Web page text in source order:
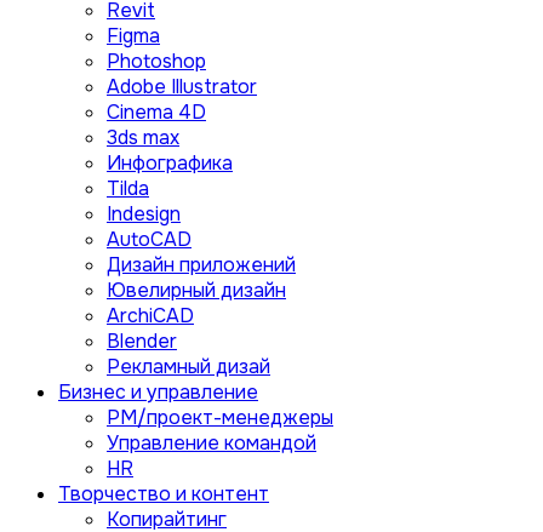
Revit
Figma
Photoshop
Adobe Illustrator
Сinema 4D
3ds max
Инфографика
Tilda
Indesign
AutoCAD
Дизайн приложений
Ювелирный дизайн
ArchiCAD
Blender
Рекламный дизай
Бизнес и управление
PM/проект-менеджеры
Управление командой
HR
Творчество и контент
Копирайтинг